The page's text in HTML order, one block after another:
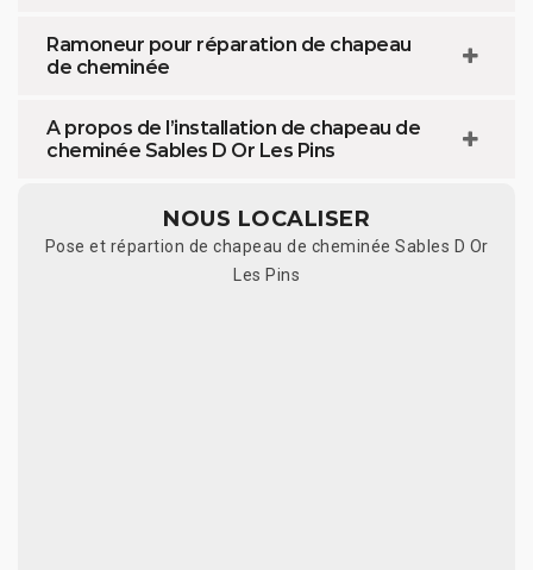
Ramoneur pour réparation de chapeau
de cheminée
A propos de l’installation de chapeau de
cheminée Sables D Or Les Pins
NOUS LOCALISER
Pose et répartion de chapeau de cheminée Sables D Or
Les Pins